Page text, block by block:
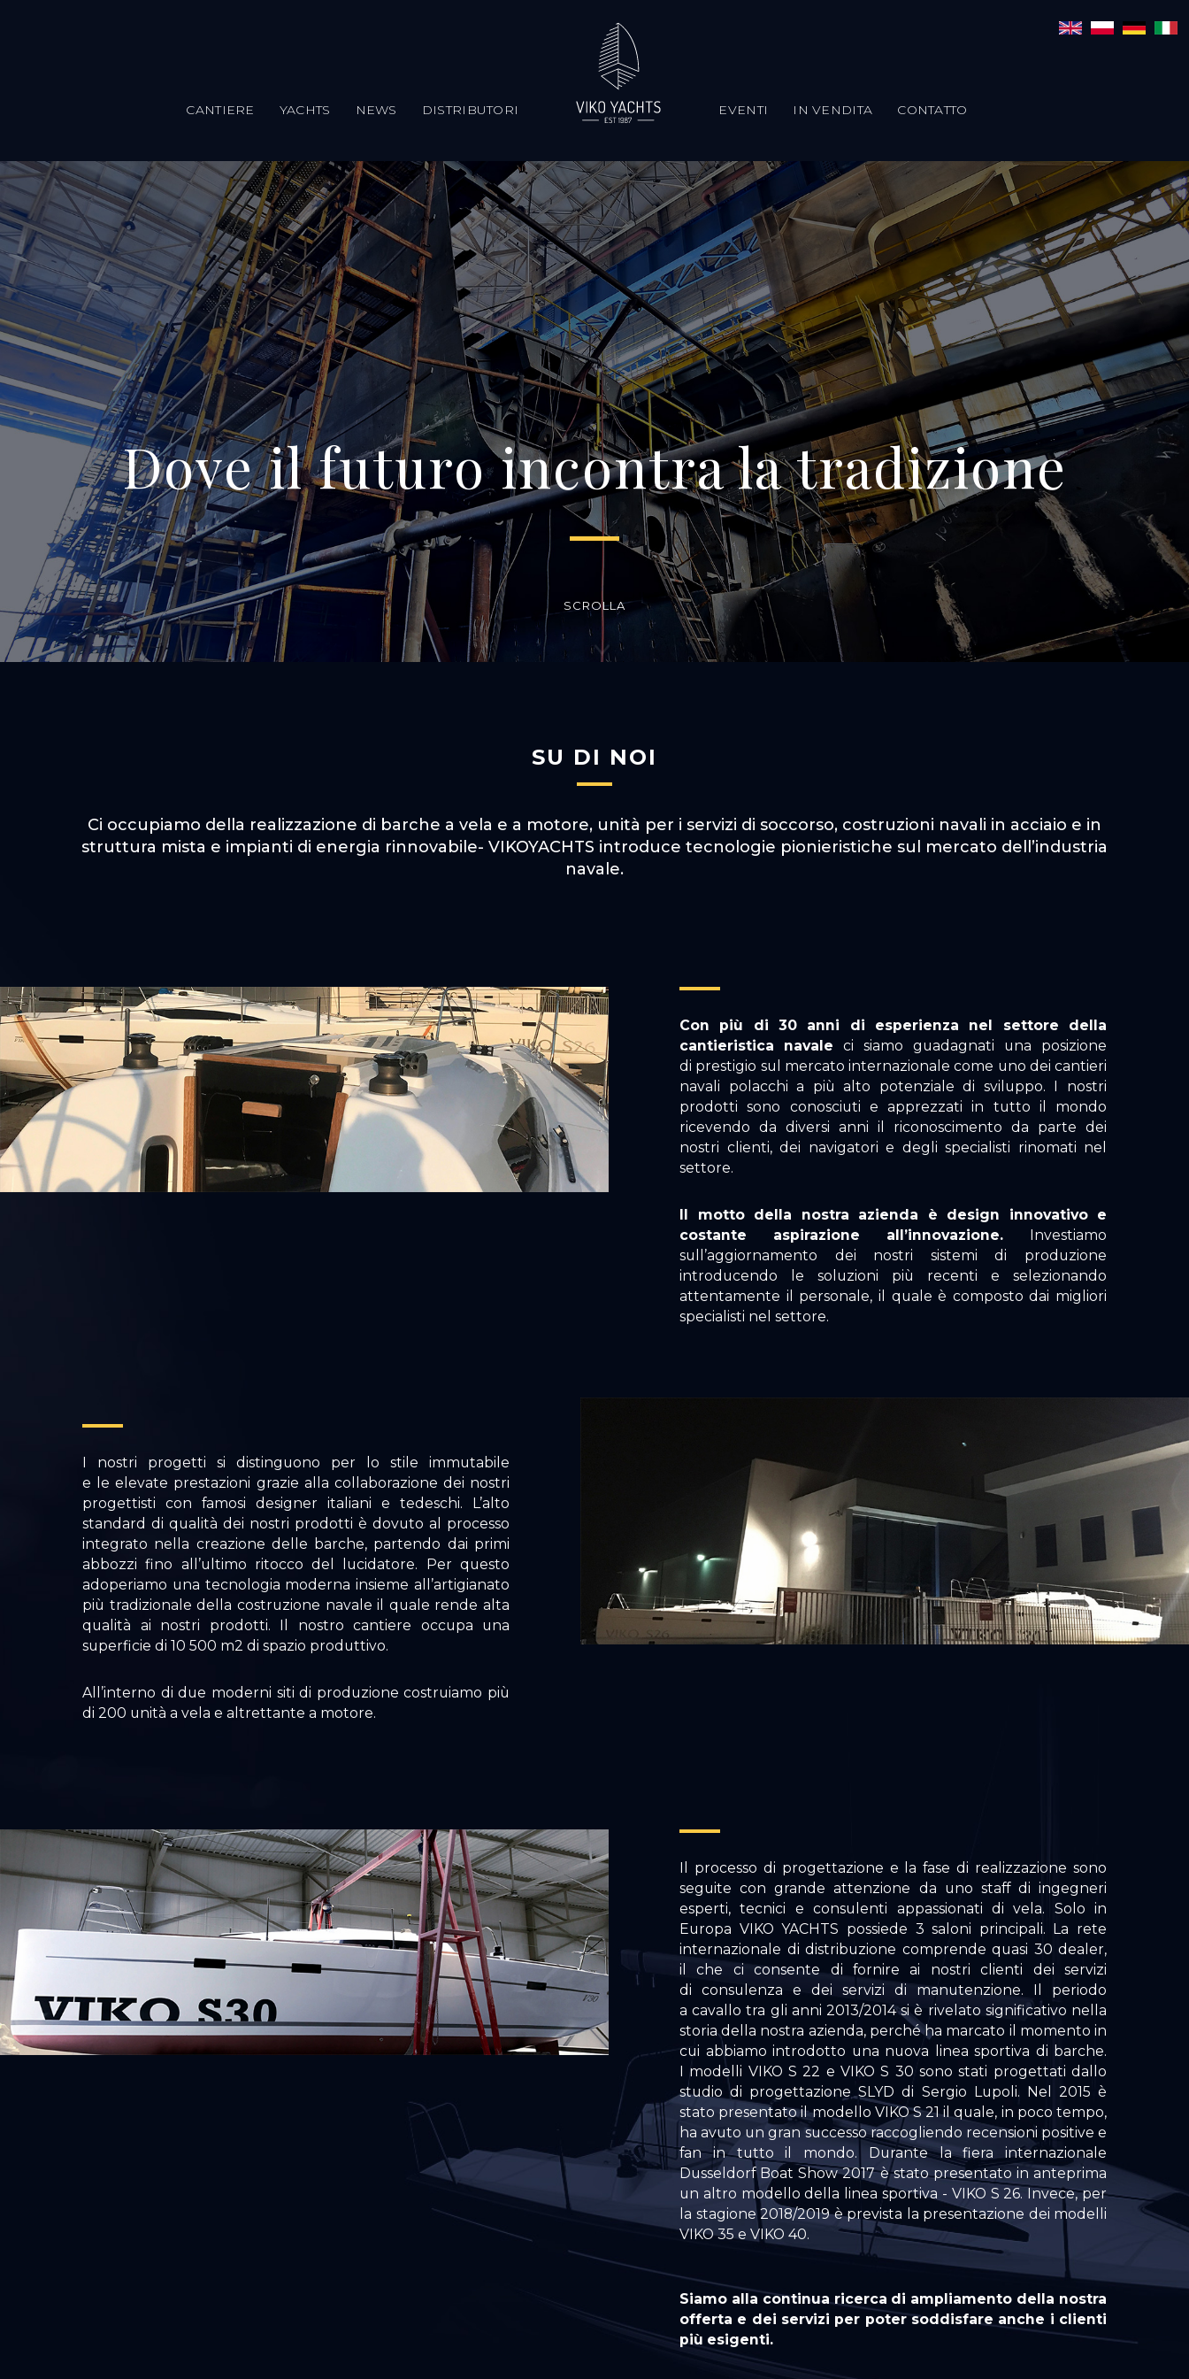
Salta al contenuto principale
CANTIERE YACHTS NEWS DISTRIBUTORI EVENTI IN VENDITA CONTATTO
Dove il futuro incontra la tradizione
SCROLLA
SU DI NOI
Ci occupiamo della realizzazione di barche a vela e a motore, unità per i servizi di soccorso, costruzioni navali in acciaio e in
struttura mista e impianti di energia rinnovabile- VIKOYACHTS introduce tecnologie pionieristiche sul mercato dell’industria
navale.
Con più di 30 anni di esperienza nel settore della
cantieristica navale ci siamo guadagnati una posizione
di prestigio sul mercato internazionale come uno dei cantieri
navali polacchi a più alto potenziale di sviluppo. I nostri
prodotti sono conosciuti e apprezzati in tutto il mondo
ricevendo da diversi anni il riconoscimento da parte dei
nostri clienti, dei navigatori e degli specialisti rinomati nel
settore.
Il motto della nostra azienda è design innovativo e
costante aspirazione all’innovazione. Investiamo
sull’aggiornamento dei nostri sistemi di produzione
introducendo le soluzioni più recenti e selezionando
attentamente il personale, il quale è composto dai migliori
specialisti nel settore.
I nostri progetti si distinguono per lo stile immutabile
e le elevate prestazioni grazie alla collaborazione dei nostri
progettisti con famosi designer italiani e tedeschi. L’alto
standard di qualità dei nostri prodotti è dovuto al processo
integrato nella creazione delle barche, partendo dai primi
abbozzi fino all’ultimo ritocco del lucidatore. Per questo
adoperiamo una tecnologia moderna insieme all’artigianato
più tradizionale della costruzione navale il quale rende alta
qualità ai nostri prodotti. Il nostro cantiere occupa una
superficie di 10 500 m2 di spazio produttivo.
All’interno di due moderni siti di produzione costruiamo più
di 200 unità a vela e altrettante a motore.
Il processo di progettazione e la fase di realizzazione sono
seguite con grande attenzione da uno staff di ingegneri
esperti, tecnici e consulenti appassionati di vela. Solo in
Europa VIKO YACHTS possiede 3 saloni principali. La rete
internazionale di distribuzione comprende quasi 30 dealer,
il che ci consente di fornire ai nostri clienti dei servizi
di consulenza e dei servizi di manutenzione. Il periodo
a cavallo tra gli anni 2013/2014 si è rivelato significativo nella
storia della nostra azienda, perché ha marcato il momento in
cui abbiamo introdotto una nuova linea sportiva di barche.
I modelli VIKO S 22 e VIKO S 30 sono stati progettati dallo
studio di progettazione SLYD di Sergio Lupoli. Nel 2015 è
stato presentato il modello VIKO S 21 il quale, in poco tempo,
ha avuto un gran successo raccogliendo recensioni positive e
fan in tutto il mondo. Durante la fiera internazionale
Dusseldorf Boat Show 2017 è stato presentato in anteprima
un altro modello della linea sportiva - VIKO S 26. Invece, per
la stagione 2018/2019 è prevista la presentazione dei modelli
VIKO 35 e VIKO 40.
Siamo alla continua ricerca di ampliamento della nostra
offerta e dei servizi per poter soddisfare anche i clienti
più esigenti.